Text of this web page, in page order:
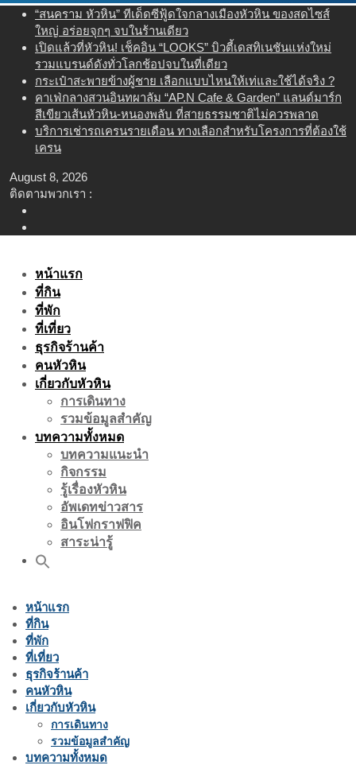
content
“สนคราม หัวหิน” ทีเด็ดซีฟู้ดใจกลางเมืองหัวหิน ของสดไซส์
ใหญ่ อร่อยจุกๆ จบในร้านเดียว
เปิดแล้วที่หัวหิน! เช็คอิน “LOOKS” บิวตี้เดสทิเนชันแห่งใหม่
รวมแบรนด์ดังทั่วโลกช้อปจบในที่เดียว
กระเป๋าสะพายข้างผู้ชาย เลือกแบบไหนให้เท่และใช้ได้จริง ?
คาเฟ่กลางสวนอินทผาลัม “AP.N Cafe & Garden” แลนด์มาร์ก
สีเขียวเส้นหัวหิน-หนองพลับ ที่สายธรรมชาติไม่ควรพลาด
บริการเช่ารถเครนรายเดือน ทางเลือกสำหรับโครงการที่ต้องใช้
เครน
August 8, 2026
ติดตามพวกเรา :
หน้าแรก
ที่กิน
ที่พัก
ที่เที่ยว
ธุรกิจร้านค้า
คนหัวหิน
เกี่ยวกับหัวหิน
การเดินทาง
รวมข้อมูลสำคัญ
บทความทั้งหมด
บทความแนะนำ
กิจกรรม
รู้เรื่องหัวหิน
อัพเดทข่าวสาร
อินโฟกราฟฟิค
สาระน่ารู้
หน้าแรก
ที่กิน
ที่พัก
ที่เที่ยว
ธุรกิจร้านค้า
คนหัวหิน
เกี่ยวกับหัวหิน
การเดินทาง
รวมข้อมูลสำคัญ
บทความทั้งหมด